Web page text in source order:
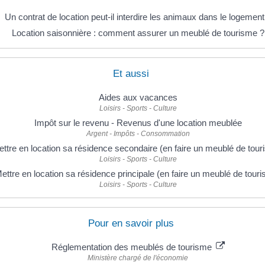
Un contrat de location peut-il interdire les animaux dans le
Location saisonnière : comment assurer un meublé de tourisme ?
Et aussi
Aides aux vacances
Loisirs - Sports - Culture
Impôt sur le revenu - Revenus d'une location meublée
Argent - Impôts - Consommation
en location sa résidence secondaire (en faire un meublé de
Loisirs - Sports - Culture
en location sa résidence principale (en faire un meublé de
Loisirs - Sports - Culture
Pour en savoir plus
Réglementation des meublés de tourisme
Ministère chargé de l'économie